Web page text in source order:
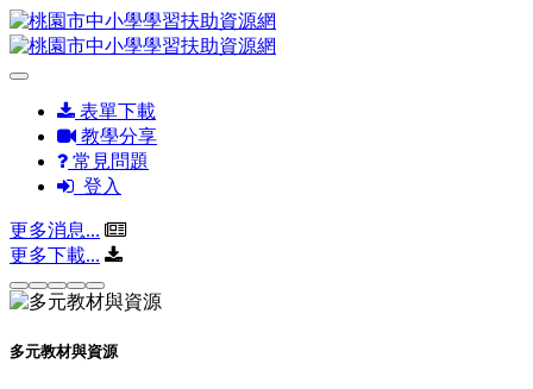
表單下載
教學分享
常見問題
登入
更多消息...
更多下載...
多元教材與資源